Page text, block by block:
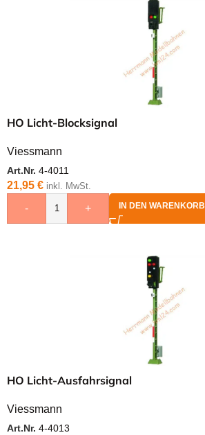
HO Licht-Blocksignal
Viessmann
Art.Nr. 4-4011
21,95 € inkl. MwSt.
- + IN DEN WARENKORB
HO Licht-Ausfahrsignal
Viessmann
Art.Nr. 4-4013